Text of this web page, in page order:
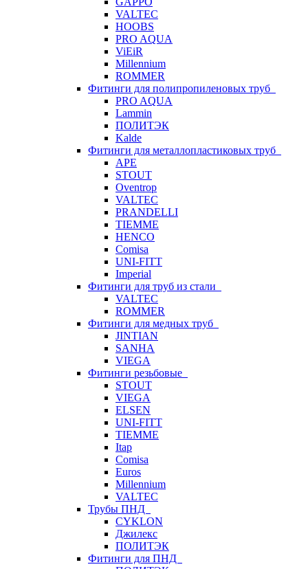
VALTEC
HOOBS
PRO AQUA
ViEiR
Millennium
ROMMER
Фитинги для полипропиленовых труб
PRO AQUA
Lammin
ПОЛИТЭК
Kalde
Фитинги для металлопластиковых труб
APE
STOUT
Oventrop
VALTEC
PRANDELLI
TIEMME
HENCO
Comisa
UNI-FITT
Imperial
Фитинги для труб из стали
VALTEC
ROMMER
Фитинги для медных труб
JINTIAN
SANHA
VIEGA
Фитинги резьбовые
STOUT
VIEGA
ELSEN
UNI-FITT
TIEMME
Itap
Comisa
Euros
Millennium
VALTEC
Трубы ПНД
CYKLON
Джилекс
ПОЛИТЭК
Фитинги для ПНД